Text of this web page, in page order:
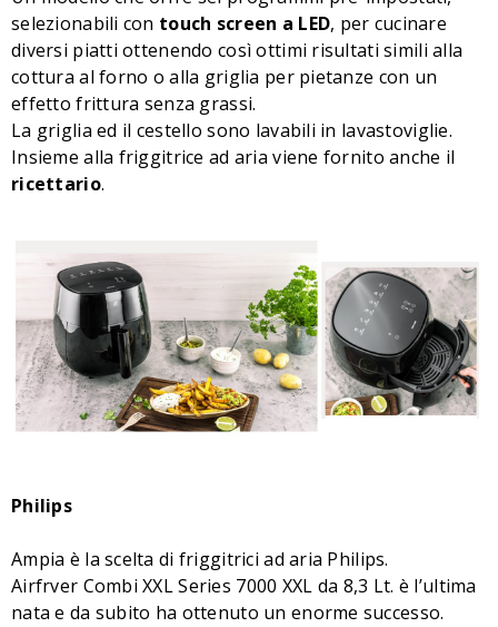
selezionabili con touch screen a LED, per cucinare
diversi piatti ottenendo così ottimi risultati simili alla
cottura al forno o alla griglia per pietanze con un
effetto frittura senza grassi.
La griglia ed il cestello sono lavabili in lavastoviglie.
Insieme alla friggitrice ad aria viene fornito anche il
ricettario.
Philips
Ampia è la scelta di friggitrici ad aria Philips.
Airfrver Combi XXL Series 7000 XXL da 8,3 Lt. è l’ultima
nata e da subito ha ottenuto un enorme successo.